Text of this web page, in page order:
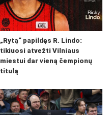
„Rytą“ papildęs R. Lindo:
tikiuosi atvežti Vilniaus
miestui dar vieną čempionų
titulą